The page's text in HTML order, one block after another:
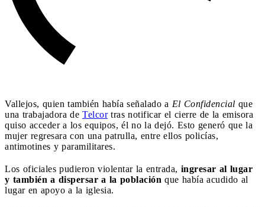
Vallejos, quien también había señalado a El Confidencial que
una trabajadora de Telcortras notificar el cierre de la emisora
quiso acceder a los equipos, él no la dejó. Esto generó que la
mujer regresara con una patrulla, entre ellos policías,
antimotines y paramilitares.
Los oficiales pudieron violentar la entrada, ingresar al lugar
y también a dispersar a la población que había acudido al
lugar en apoyo a la iglesia.